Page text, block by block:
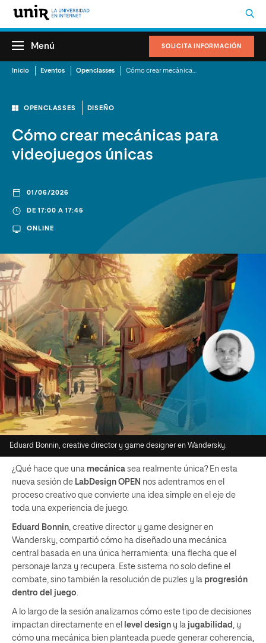
SOLICITA INFORMACIÓN
Menú
Inicio Eventos Openclasses
OPENCLASSES DISEÑO
Cómo crear mecánicas para
videojuegos únicas
01/06/2026
DE 17:00 A 17:45
ONLINE
Eduard Bonnin, creative director y game designer en Wandersky.
¿Qué hace que una mecánica sea realmente única? En esta
nueva sesión de LabDesign OPEN nos adentramos en el
proceso creativo que convierte una idea simple en el eje de
toda una experiencia de juego.
Eduard Bonnin, creative director y game designer en
Wandersky, compartió cómo ha diseñado una mecánica
central basada en una única herramienta: una flecha que el
personaje lanza y recupera. Este sistema no solo define el
combate, sino también la resolución de puzles y la progresión
dentro del juego.
A lo largo de la sesión analizamos cómo este tipo de decisiones
impactan directamente en el
level design y la jugabilidad, y
cómo una mecánica bien planteada puede generar coherencia,